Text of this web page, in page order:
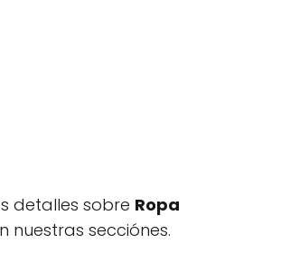
detalles sobre Ropa
nuestras secciónes.